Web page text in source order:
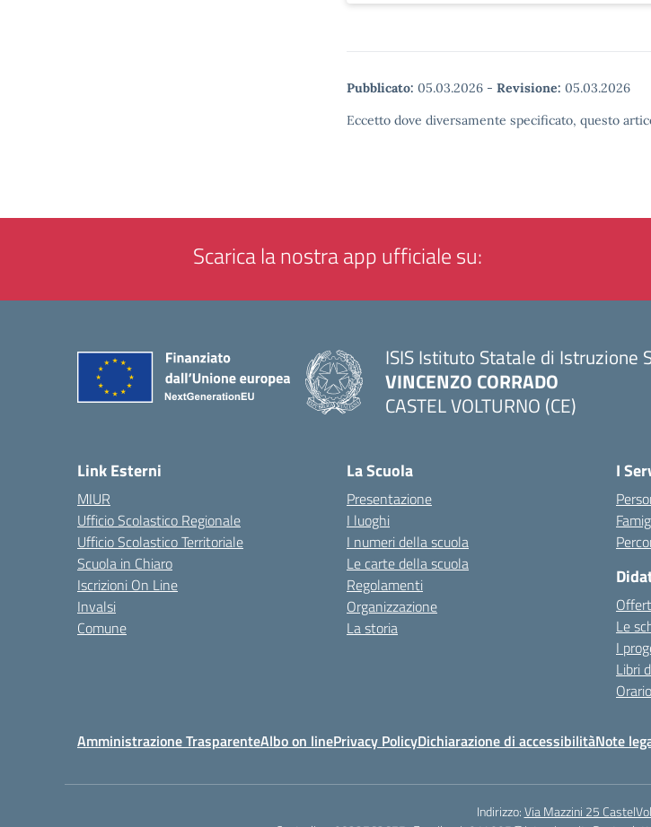
Pubblicato: 05.03.2026 - Revisione: 05.03.2026
Eccetto dove diversamente specificato, questo
Scarica la nostra app ufficiale su:
ISIS Istituto Statale di Istruzione
VINCENZO CORRADO
CASTEL VOLTURNO (CE)
Link Esterni
MIUR
Ufficio Scolastico Regionale
Ufficio Scolastico Territoriale
Scuola in Chiaro
Iscrizioni On Line
Invalsi
Comune
La Scuola
Presentazione
I luoghi
I numeri della scuola
Le carte della scuola
Regolamenti
Organizzazione
La storia
I
Le
I
Libri
Amministrazione TrasparenteAlbo on linePrivacy PolicyDichiarazione di accessibilitàNote
Indirizzo:Via Mazzini 25